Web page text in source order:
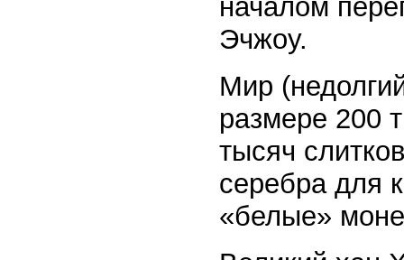
началом
Эчжоу.
Мир
размере 200
тысяч
серебра для
«белые»